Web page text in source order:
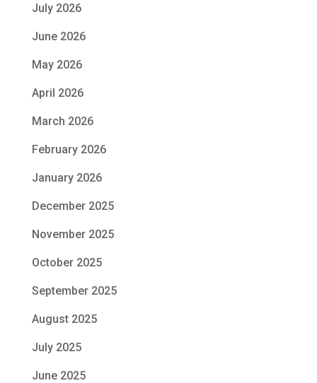
July 2026
June 2026
May 2026
April 2026
March 2026
February 2026
January 2026
December 2025
November 2025
October 2025
September 2025
August 2025
July 2025
June 2025